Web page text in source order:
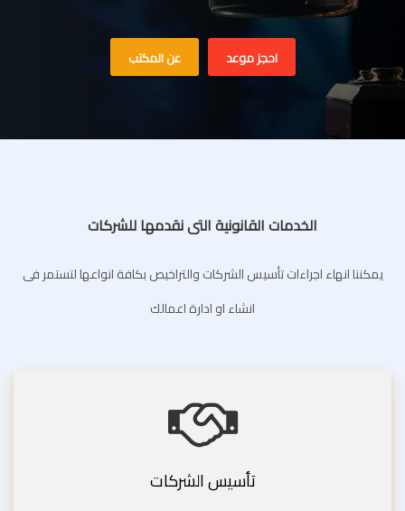
احجز موعد عن المكتب
الخدمات القانونية التى نقدمها للشركات
يمكننا انهاء اجراءات تأسيس الشركات والتراخيص بكافة انواعها لتستمر فى
انشاء او ادارة اعمالك
تأسيس الشركات